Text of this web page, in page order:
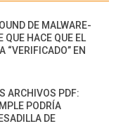
DE MALWARE-
HACE QUE EL
“VERIFICADO” EN
ARCHIVOS PDF:
PODRÍA
DE